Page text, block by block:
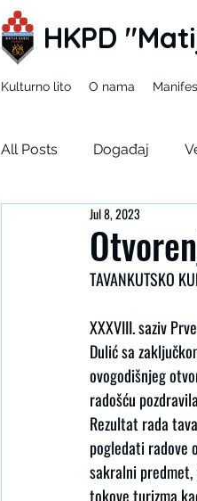
HKPD
Kulturno lito O nama
All Posts Događaj
Mladi zEKO
SDUH
Jul 8, 2023
TAVANKUTSKO
XXXVIII. saziv
Dulić sa
ovogodišnjeg
radošću
Rezultat rada
pogledati radove
sakralni
tokove turizma